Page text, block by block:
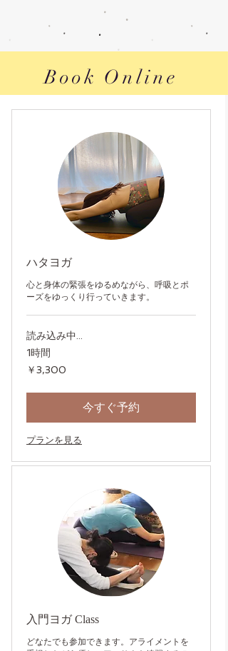
Book Online
ハタヨガ
心と身体の緊張をゆるめながら、呼吸とポ
ーズをゆっくり行っていきます。
読み込み中...
1時間
3,300
円
￥3,300
今すぐ予約
プランを見る
入門ヨガ Class
どなたでも参加できます。アライメントを